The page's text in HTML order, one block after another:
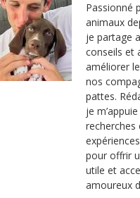
Passionné
animaux
je partage
conseils et
améliorer
nos
pattes.
je
recherches
pour offrir
utile et
amoureux